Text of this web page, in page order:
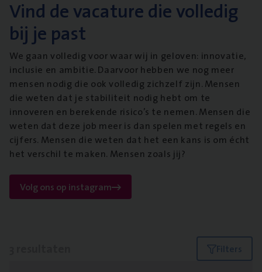
Vind de vacature die volledig
bij je past
We gaan volledig voor waar wij in geloven: innovatie,
inclusie en ambitie. Daarvoor hebben we nog meer
mensen nodig die ook volledig zichzelf zijn. Mensen
die weten dat je stabiliteit nodig hebt om te
innoveren en berekende risico’s te nemen. Mensen die
weten dat deze job meer is dan spelen met regels en
cijfers. Mensen die weten dat het een kans is om écht
het verschil te maken. Mensen zoals jij?
Volg ons op instagram
Filters